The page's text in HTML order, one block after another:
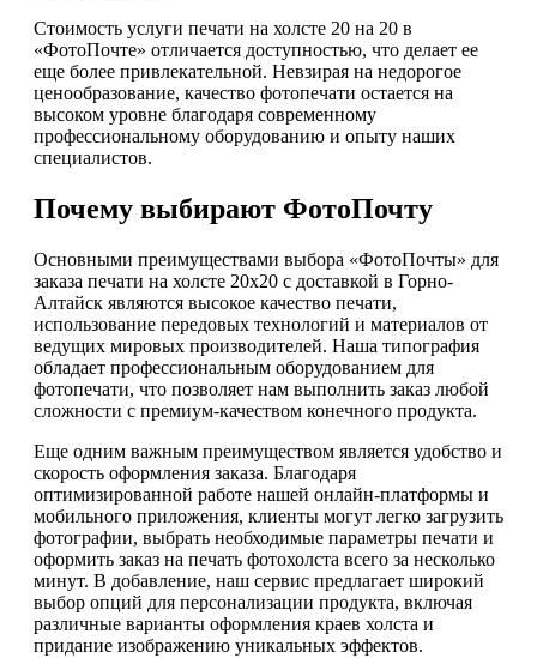
Стоимость услуги печати на холсте 20 на 20 в
«ФотоПочте» отличается доступностью, что делает ее
еще более привлекательной. Невзирая на недорогое
ценообразование, качество фотопечати остается на
высоком уровне благодаря современному
профессиональному оборудованию и опыту наших
специалистов.
Почему выбирают ФотоПочту
Основными преимуществами выбора «ФотоПочты» для
заказа печати на холсте 20х20 с доставкой в Горно-
Алтайск являются высокое качество печати,
использование передовых технологий и материалов от
ведущих мировых производителей. Наша типография
обладает профессиональным оборудованием для
фотопечати, что позволяет нам выполнить заказ любой
сложности с премиум-качеством конечного продукта.
Еще одним важным преимуществом является удобство и
скорость оформления заказа. Благодаря
оптимизированной работе нашей онлайн-платформы и
мобильного приложения, клиенты могут легко загрузить
фотографии, выбрать необходимые параметры печати и
оформить заказ на печать фотохолста всего за несколько
минут. В добавление, наш сервис предлагает широкий
выбор опций для персонализации продукта, включая
различные варианты оформления краев холста и
придание изображению уникальных эффектов.